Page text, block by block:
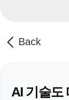
Back
AI 기술도